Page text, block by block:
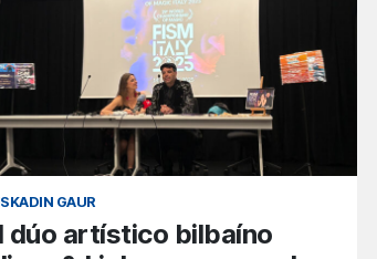
GAUR
dúo artístico bilbaíno